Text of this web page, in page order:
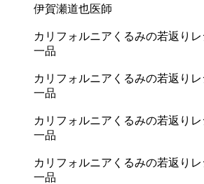
伊賀瀬道也医師
カリフォルニアくるみの若返り
一品
カリフォルニアくるみの若返り
一品
カリフォルニアくるみの若返り
一品
カリフォルニアくるみの若返り
一品